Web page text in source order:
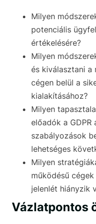
Milyen
potenciális
értékelésére?
Milyen
és kiválasztani
cégen belül a
kialakításához?
Milyen
előadók a
szabályozások
lehetséges
Milyen
működésű
jelenlét hiányzik
Vázlatpontos